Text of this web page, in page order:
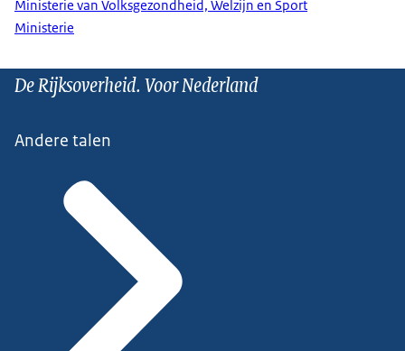
Ministerie van Volksgezondheid, Welzijn en Sport
Ministerie
De Rijksoverheid. Voor Nederland
Andere talen